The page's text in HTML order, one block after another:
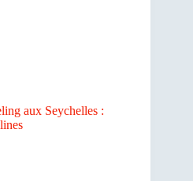
aux Seychelles :